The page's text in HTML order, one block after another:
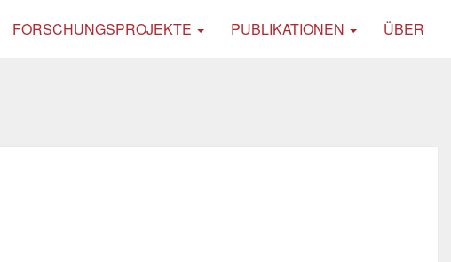
FORSCHUNGSPROJEKTE PUBLIKATIONEN ÜBER